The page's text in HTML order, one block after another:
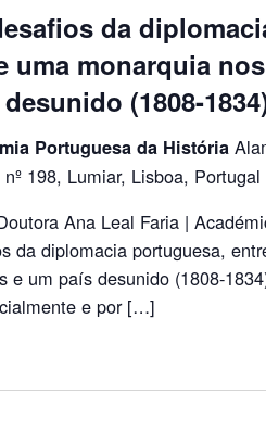
da
uma monarquia
(1808-
Portuguesa da História
nº 198, Lumiar, Lisboa, Portugal
Ana Leal Faria |
da diplomacia portuguesa,
e um país desunido (1808-
e por […]